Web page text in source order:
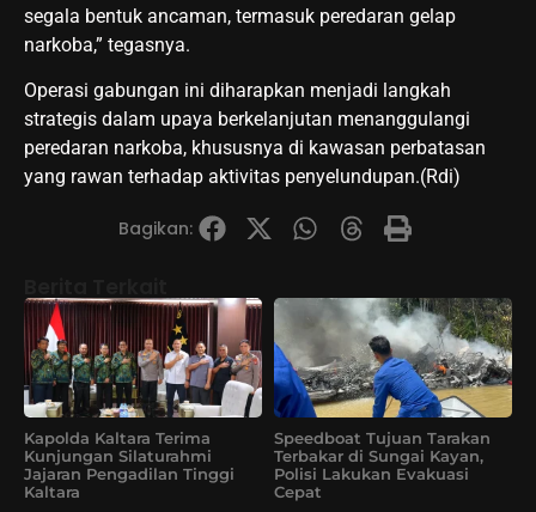
segala bentuk ancaman, termasuk peredaran gelap
narkoba,” tegasnya.
Operasi gabungan ini diharapkan menjadi langkah
strategis dalam upaya berkelanjutan menanggulangi
peredaran narkoba, khususnya di kawasan perbatasan
yang rawan terhadap aktivitas penyelundupan.(Rdi)
Bagikan:
Kapolda Kaltara Terima
Kunjungan Silaturahmi
Jajaran Pengadilan Tinggi
Kaltara
Speedboat Tujuan Tarakan
Terbakar di Sungai Kayan,
Polisi Lakukan Evakuasi
Cepat